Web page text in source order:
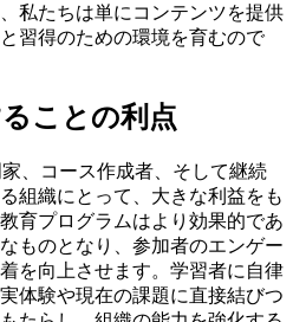
私たちは単にコンテンツを提供
習得のための環境を育むので
ことの利点
、コース作成者、そして継続
組織にとって、大きな利益をも
育プログラムはより効果的であ
ものとなり、参加者のエンゲー
を向上させます。学習者に自律
体験や現在の課題に直接結びつ